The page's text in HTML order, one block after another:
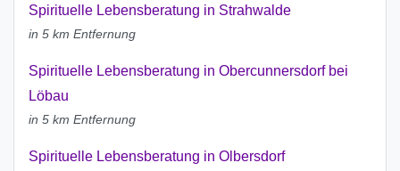
Spirituelle Lebensberatung in Strahwalde
in 5 km Entfernung
Spirituelle Lebensberatung in Obercunnersdorf bei
Löbau
in 5 km Entfernung
Spirituelle Lebensberatung in Olbersdorf